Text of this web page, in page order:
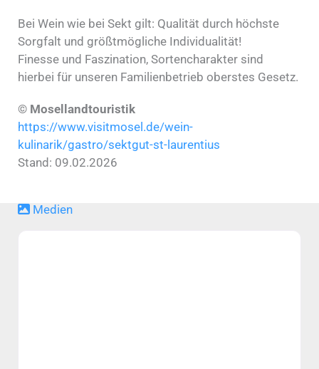
Bei Wein wie bei Sekt gilt: Qualität durch höchste
Sorgfalt und größtmögliche Individualität!
Finesse und Faszination, Sortencharakter sind
hierbei für unseren Familienbetrieb oberstes Gesetz.
© Mosellandtouristik
https://www.visitmosel.de/wein-
kulinarik/gastro/sektgut-st-laurentius
Stand: 09.02.2026
Medien